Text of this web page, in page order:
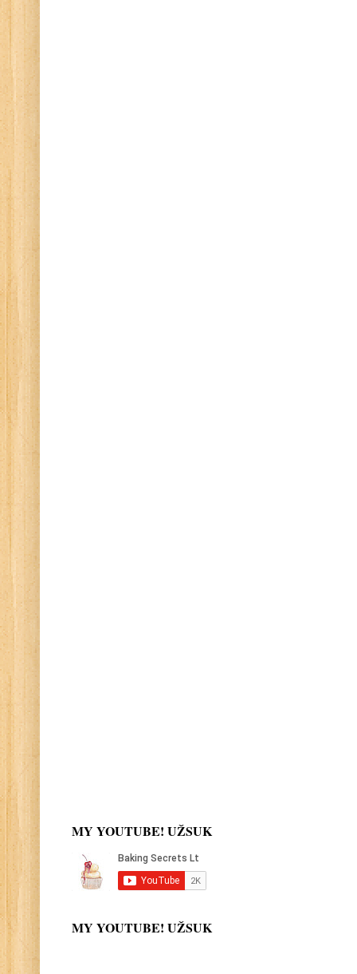
MY YOUTUBE! UŽSUK
MY YOUTUBE! UŽSUK